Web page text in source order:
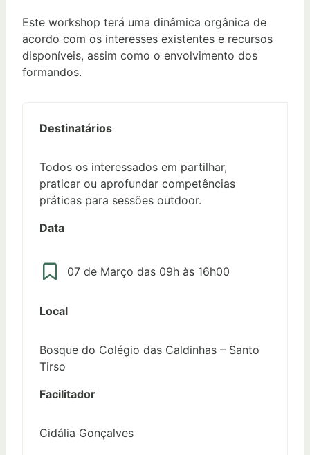
Este workshop terá uma dinâmica orgânica de
acordo com os interesses existentes e recursos
disponíveis, assim como o envolvimento dos
formandos.
Destinatários
Todos os interessados em partilhar,
praticar ou aprofundar competências
práticas para sessões outdoor.
Data
07 de Março das 09h às 16h00
Local
Bosque do Colégio das Caldinhas – Santo
Tirso
Facilitador
Cidália Gonçalves